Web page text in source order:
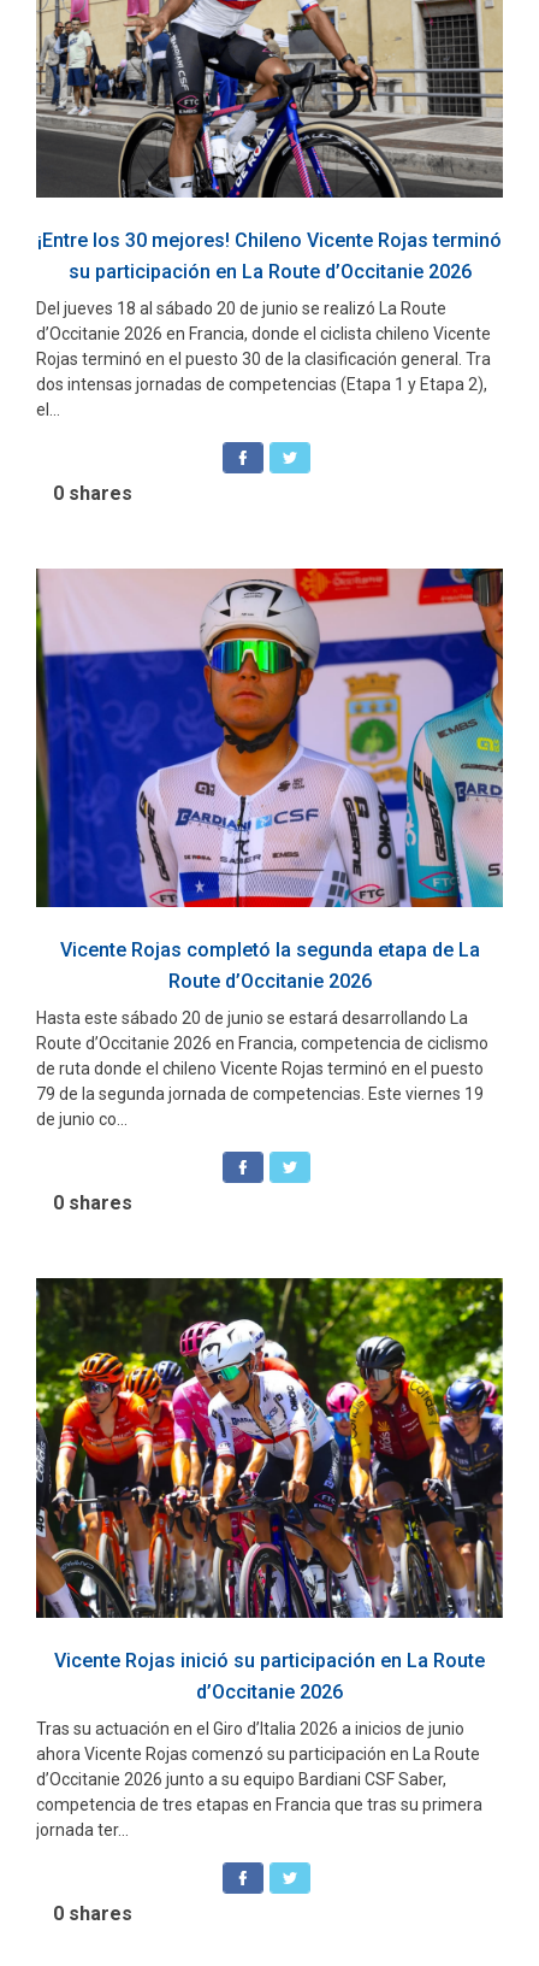
¡Entre los 30 mejores! Chileno Vicente Rojas terminó
su participación en La Route d’Occitanie 2026
Del jueves 18 al sábado 20 de junio se realizó La Route
d’Occitanie 2026 en Francia, donde el ciclista chileno Vicente
Rojas terminó en el puesto 30 de la clasificación general. Tra
dos intensas jornadas de competencias (Etapa 1 y Etapa 2),
el...
0 shares
Vicente Rojas completó la segunda etapa de La
Route d’Occitanie 2026
Hasta este sábado 20 de junio se estará desarrollando La
Route d’Occitanie 2026 en Francia, competencia de ciclismo
de ruta donde el chileno Vicente Rojas terminó en el puesto
79 de la segunda jornada de competencias. Este viernes 19
de junio co...
0 shares
Vicente Rojas inició su participación en La Route
d’Occitanie 2026
Tras su actuación en el Giro d’Italia 2026 a inicios de junio
ahora Vicente Rojas comenzó su participación en La Route
d’Occitanie 2026 junto a su equipo Bardiani CSF Saber,
competencia de tres etapas en Francia que tras su primera
jornada ter...
0 shares